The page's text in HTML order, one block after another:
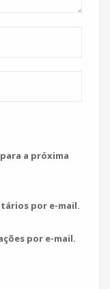
a próxima
por e-mail.
por e-mail.